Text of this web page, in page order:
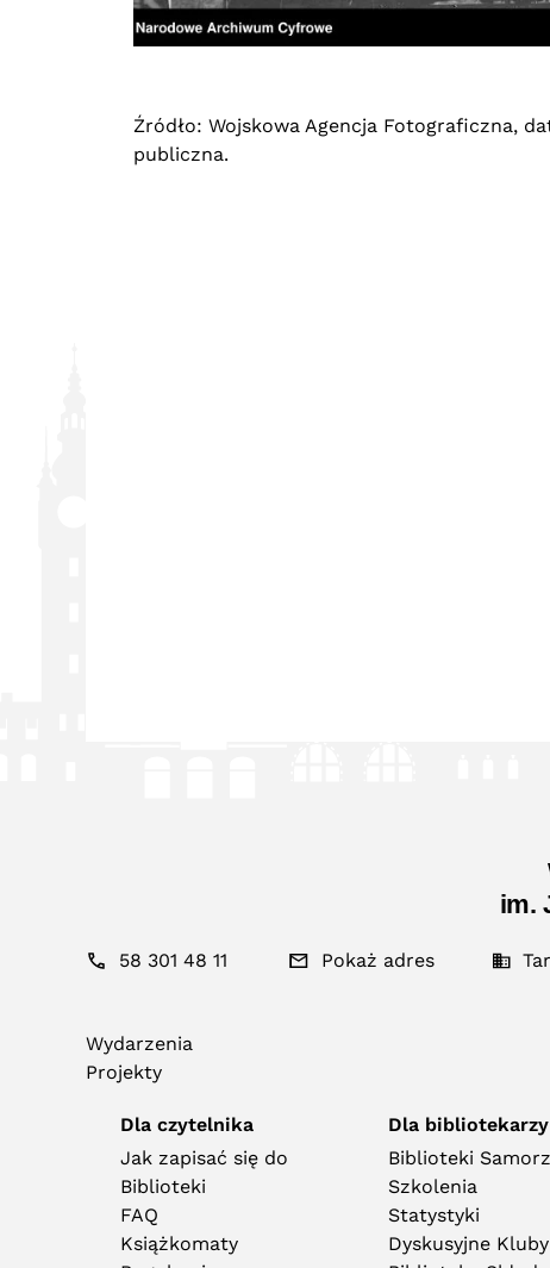
Źródło: Wojskowa Agencja Fotograficzna,
publiczna.
im.
58 301 48 11 Pokaż adres
Wydarzenia
Projekty
Dla czytelnika
Jak zapisać się do
Biblioteki
FAQ
Książkomaty
Dla bibliotekarzy
Biblioteki
Szkolenia
Statystyki
Dyskusyjne